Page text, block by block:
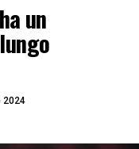
un
2024